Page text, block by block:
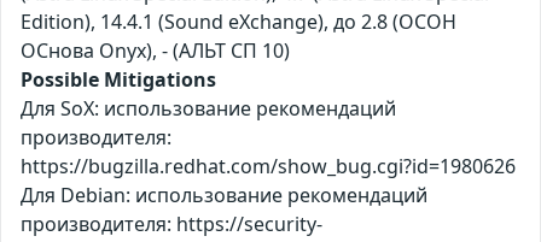
Edition), 14.4.1 (Sound eXchange), до 2.8 (ОСОН
ОСнова Оnyx), - (АЛЬТ СП 10)
Possible Mitigations
Для SoX: использование рекомендаций
производителя:
https://bugzilla.redhat.com/show_bug.cgi?id=1980626
Для Debian: использование рекомендаций
производителя: https://security-